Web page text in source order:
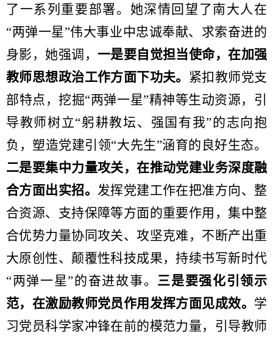
了一系列重要部署。她深情回望了南大人在
“两弹一星”伟大事业中忠诚奉献、求索奋进的
身影，她强调， 一是要自觉担当使命，在加强
教师思想政治工作方面下功夫。 紧扣教师党支
部特点，挖掘“两弹一星”精神等生动资源，引
导教师树立“躬耕教坛、强国有我”的志向抱
负，塑造党建引领“大先生”涵育的良好生态。
二是要集中力量攻关，在推动党建业务深度融
合方面出实招。 发挥党建工作在把准方向、整
合资源、支持保障等方面的重要作用，集中整
合优势力量协同攻关、攻坚克难，不断产出重
大原创性、颠覆性科技成果，持续书写新时代
“两弹一星”的奋进故事。 三是要强化引领示
范，在激励教师党员作用发挥方面见成效。 学
习党员科学家冲锋在前的模范力量，引导教师